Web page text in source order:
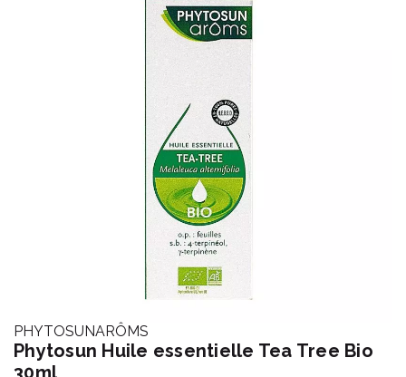
PHYTOSUNARÔMS
Phytosun Huile essentielle Tea Tree Bio
30ml